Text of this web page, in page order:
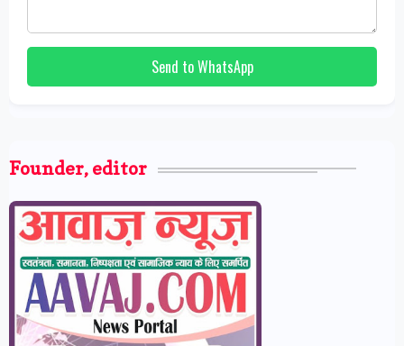
Send to WhatsApp
Founder, editor